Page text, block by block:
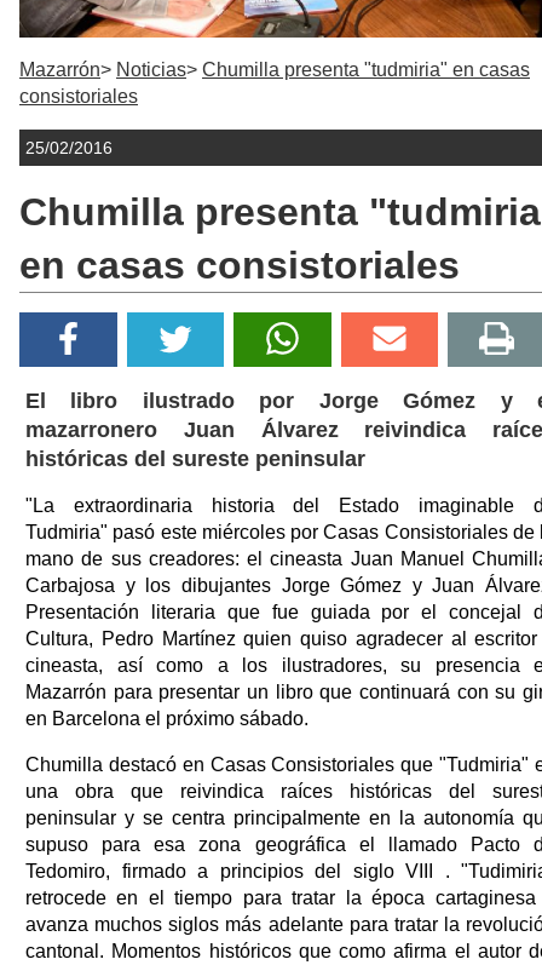
Mazarrón Noticias
Chumilla presenta "tudmiria" en casas
consistoriales
25/02/2016
Chumilla presenta
en casas consistoriales
El libro ilustrado por Jorge Gómez y
mazarronero Juan Álvarez reivindica
históricas del sureste peninsular
"La extraordinaria historia del Estado imaginable
Tudmiria" pasó este miércoles por Casas Consistoriales de
mano de sus creadores: el cineasta Juan Manuel
Carbajosa y los dibujantes Jorge Gómez y Juan
Presentación literaria que fue guiada por el concejal
Cultura, Pedro Martínez quien quiso agradecer al
cineasta, así como a los ilustradores, su presencia
Mazarrón para presentar un libro que continuará con su
en Barcelona el próximo sábado.
Chumilla destacó en Casas Consistoriales que "Tudmiria"
una obra que reivindica raíces históricas del
peninsular y se centra principalmente en la autonomía
supuso para esa zona geográfica el llamado Pacto
Tedomiro, firmado a principios del siglo VIII .
retrocede en el tiempo para tratar la época
avanza muchos siglos más adelante para tratar la
cantonal. Momentos históricos que como afirma el autor